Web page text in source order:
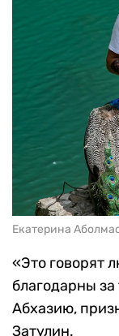
Екатерина
«Это говорят
благодарны
Абхазию,
Затулин.